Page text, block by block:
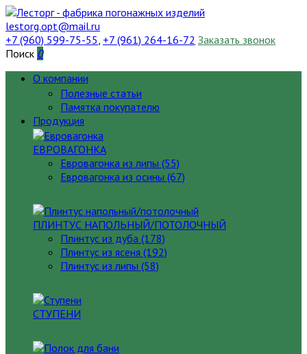
lestorg.opt@mail.ru
+7 (960) 599-75-55, +7 (961) 264-16-72 Заказать звонок
Поиск 0
О компании
Полезные статьи
Памятка покупателю
Продукция
ЕВРОВАГОНКА
Евровагонка из липы (55)
Евровагонка из осины (67)
ПЛИНТУС НАПОЛЬНЫЙ/ПОТОЛОЧНЫЙ
Плинтус из дуба (178)
Плинтус из ясеня (192)
Плинтус из липы (58)
СТУПЕНИ